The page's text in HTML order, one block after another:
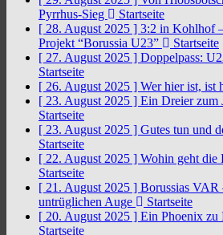
Pyrrhus-Sieg
Startseite
[ 28. August 2025 ] 3:2 in Kohlhof
Projekt “Borussia U23”
Startseite
[ 27. August 2025 ] Doppelpass:
Startseite
[ 26. August 2025 ] Wer hier ist, ist
[ 23. August 2025 ] Ein Dreier zum
Startseite
[ 23. August 2025 ] Gutes tun und
Startseite
[ 22. August 2025 ] Wohin geht die
Startseite
[ 21. August 2025 ] Borussias VAR
untrüglichen Auge
Startseite
[ 20. August 2025 ] Ein Phoenix zu
Startseite